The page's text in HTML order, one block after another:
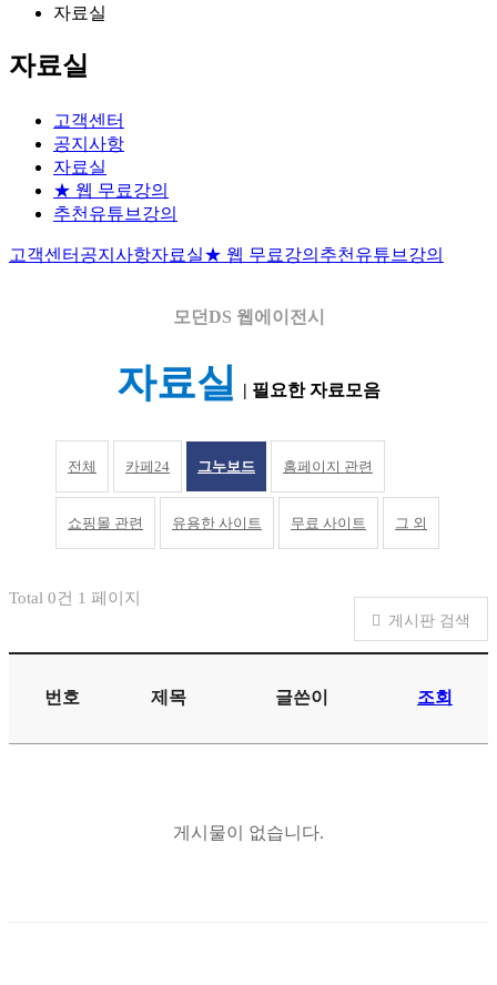
자료실
자료실
고객센터
공지사항
자료실
★ 웹 무료강의
추천유튜브강의
고객센터 공지사항자료실★ 웹 무료강의 추천유튜브강의
모던DS 웹에이전시
자료실 | 필요한 자료모음
전체 카페24 그누보드 홈페이지 관련
쇼핑몰 관련 유용한 사이트 무료 사이트 그 외
Total 0건 1 페이지
게시판 검색
번호 제목 글쓴이 조회
게시물이 없습니다.